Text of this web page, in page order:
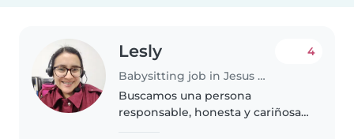
Lesly
Babysitting job in Jesus Maria
4
Buscamos una persona
responsable, honesta y cariñosa